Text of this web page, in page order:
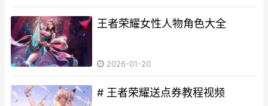
王者荣耀女性人物角色大全
2026-01-20
# 王者荣耀送点券教程视频